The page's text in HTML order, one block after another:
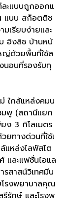
ะแบบถูกออกแ
แบบ สก็อตติช
มเรียบง่ายและ
อิงลิช บ้านหน้
ญ่ด้วยพื้นที่ใช้ส
นอนที่รองรับทุ
ใกล้แหล่งคมน
มพู (สถานีแยก
ง 3 กิโลเมตร
ยทางด่วนที่ใช้เ
แหล่งไลฟ์สไต
และแฟชั่นไอแล
รสาสน์วิเทศมีน
รงพยาบาลคุณ
รักษ์ และโรงพ